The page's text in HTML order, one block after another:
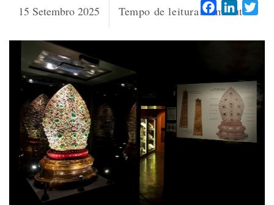
15 Setembro 2025 Tempo de leitura: 6 minutos
Facebook